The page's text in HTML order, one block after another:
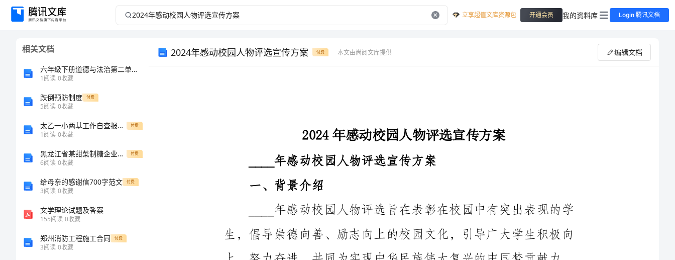
2024
立享超值文库资源包 开通会员 我的资料库 Login 腾讯文档
相关文档
六年级下册道德与法治第二单元-爱护地球-共同责任-测试卷精品(有一套)
1阅读 0收藏
跌倒预防制度 付费
5阅读 0收藏
太乙一小两基工作自查报告[修改版] 付费
1阅读 0收藏
黑龙江省某甜菜制糖企业40000ta生产废水处理工艺初步设计 付费
6阅读 0收藏
给母亲的感谢信700字范文 付费
3阅读 0收藏
文学理论试题及答案
155阅读 0收藏
郑州消防工程施工合同 付费
3阅读 0收藏
2024年感动校园人物评选宣传方案 付费 本文由尚阅文库提供 编辑文档
____年感动校园人物评选宣传方案
上、努力奋进，共同为实现中华民族伟大复兴的中国梦贡献力